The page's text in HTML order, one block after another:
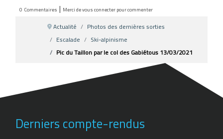
0 Commentaires | Merci de vous connecter pour commenter
Actualité
Photos des dernières sorties
Escalade
Ski-alpinisme
Pic du Taillon par le col des Gabiétous 13/03/2021
Derniers compte-rendus